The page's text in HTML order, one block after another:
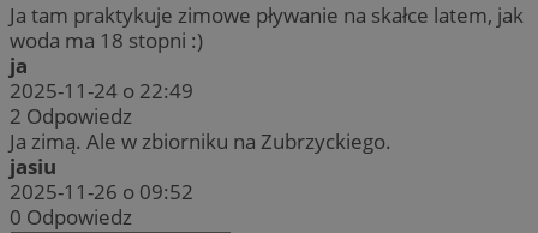
Ja tam praktykuje zimowe pływanie na skałce latem, jak
woda ma 18 stopni :)
ja
2025-11-24 o 22:49
2 Odpowiedz
Ja zimą. Ale w zbiorniku na Zubrzyckiego.
jasiu
2025-11-26 o 09:52
0 Odpowiedz